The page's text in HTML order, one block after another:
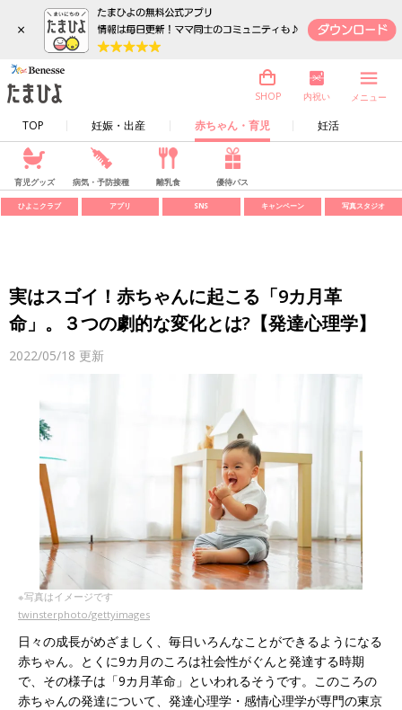
×
TOP 妊娠・出産 赤ちゃん・育児 妊活
SHOP 内祝い メニュー
育児グッズ 病気・予防接種 離乳食 優待パス
ひよこクラブ アプリ SNS キャンペーン 写真スタジオ
実はスゴイ！赤ちゃんに起こる「9カ月革
命」。３つの劇的な変化とは?【発達心理学】
2022/05/18 更新
※写真はイメージです
twinsterphoto/gettyimages
日々の成長がめざましく、毎日いろんなことができるようになる
赤ちゃん。とくに9カ月のころは社会性がぐんと発達する時期
で、その様子は「9カ月革命」といわれるそうです。このころの
赤ちゃんの発達について、発達心理学・感情心理学が専門の東京